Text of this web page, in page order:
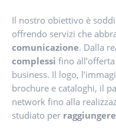
Il nostro obiettivo è
offrendo servizi che
comunicazione. Dalla
complessi fino
business. Il logo,
brochure e cataloghi, il
network fino alla
studiato per raggiungere